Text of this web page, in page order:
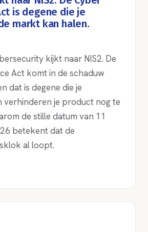
is degene die je
markt kan halen.
kijkt naar NIS2. De
Act komt in de schaduw
dat is degene die je
verhinderen je product nog te
de stille datum van 11
betekent dat de
al loopt.